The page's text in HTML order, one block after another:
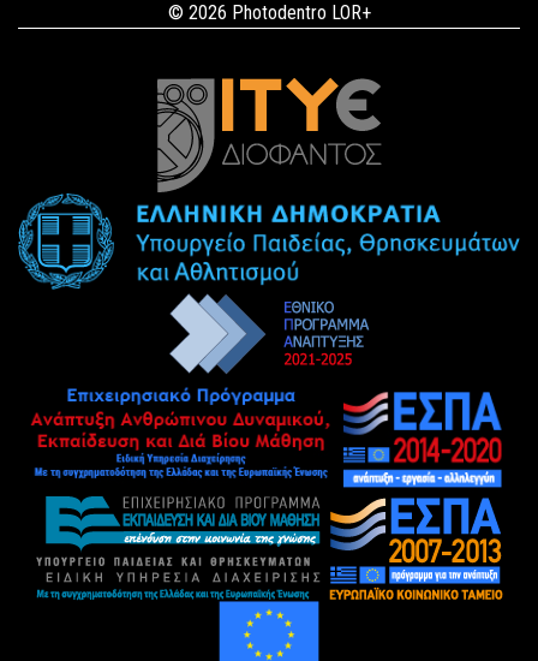
© 2026 Photodentro LOR+